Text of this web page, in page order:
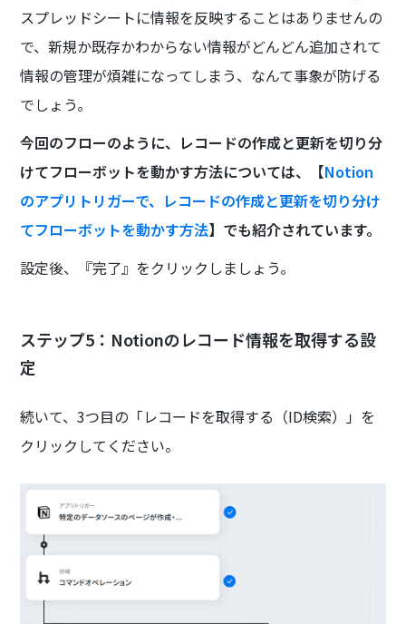
スプレッドシートに情報を反映することはありませんの
で、新規か既存かわからない情報がどんどん追加されて
情報の管理が煩雑になってしまう、なんて事象が防げる
でしょう。
今回のフローのように、レコードの作成と更新を切り分
けてフローボットを動かす方法については、【Notion
のアプリトリガーで、レコードの作成と更新を切り分け
てフローボットを動かす方法】でも紹介されています。
設定後、『完了』をクリックしましょう。
ステップ5：Notionのレコード情報を取得する設
定
続いて、3つ目の「レコードを取得する（ID検索）」を
クリックしてください。